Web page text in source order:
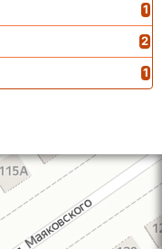
1
2
1